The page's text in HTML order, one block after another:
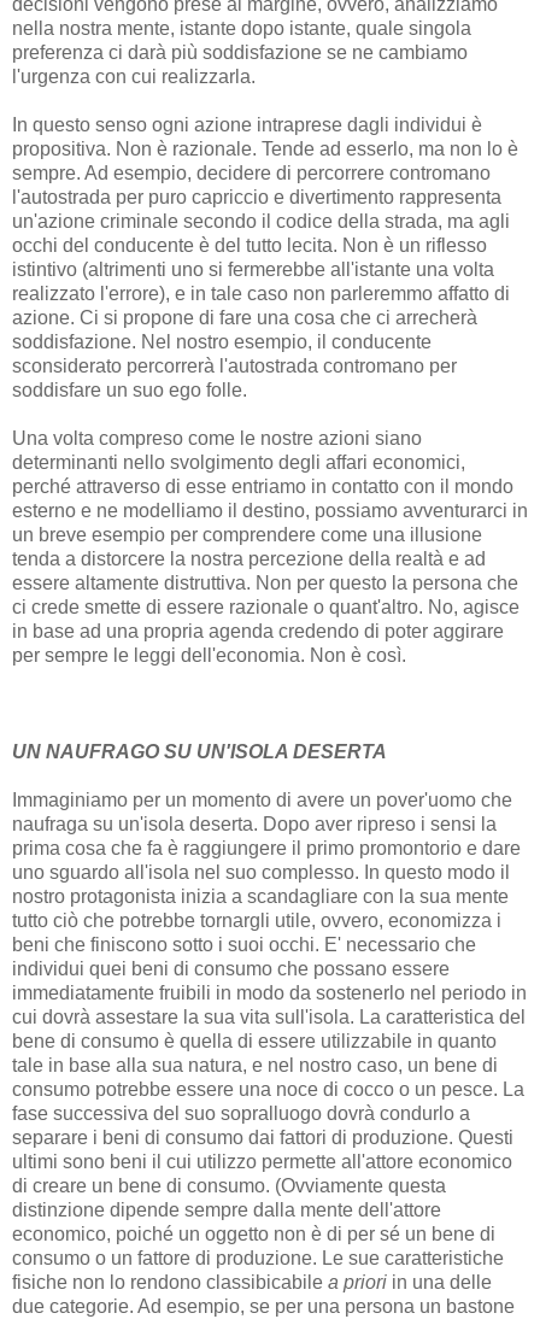
decisioni vengono prese al margine, ovvero, analizziamo
nella nostra mente, istante dopo istante, quale singola
preferenza ci darà più soddisfazione se ne cambiamo
l'urgenza con cui realizzarla.
In questo senso ogni azione intraprese dagli individui è
propositiva. Non è razionale. Tende ad esserlo, ma non lo è
sempre. Ad esempio, decidere di percorrere contromano
l'autostrada per puro capriccio e divertimento rappresenta
un'azione criminale secondo il codice della strada, ma agli
occhi del conducente è del tutto lecita. Non è un riflesso
istintivo (altrimenti uno si fermerebbe all'istante una volta
realizzato l'errore), e in tale caso non parleremmo affatto di
azione. Ci si propone di fare una cosa che ci arrecherà
soddisfazione. Nel nostro esempio, il conducente
sconsiderato percorrerà l'autostrada contromano per
soddisfare un suo ego folle.
Una volta compreso come le nostre azioni siano
determinanti nello svolgimento degli affari economici,
perché attraverso di esse entriamo in contatto con il mondo
esterno e ne modelliamo il destino, possiamo avventurarci in
un breve esempio per comprendere come una illusione
tenda a distorcere la nostra percezione della realtà e ad
essere altamente distruttiva. Non per questo la persona che
ci crede smette di essere razionale o quant'altro. No, agisce
in base ad una propria agenda credendo di poter aggirare
per sempre le leggi dell'economia. Non è così.
UN NAUFRAGO SU UN'ISOLA DESERTA
Immaginiamo per un momento di avere un pover'uomo che
naufraga su un'isola deserta. Dopo aver ripreso i sensi la
prima cosa che fa è raggiungere il primo promontorio e dare
uno sguardo all'isola nel suo complesso. In questo modo il
nostro protagonista inizia a scandagliare con la sua mente
tutto ciò che potrebbe tornargli utile, ovvero, economizza i
beni che finiscono sotto i suoi occhi. E' necessario che
individui quei beni di consumo che possano essere
immediatamente fruibili in modo da sostenerlo nel periodo in
cui dovrà assestare la sua vita sull'isola. La caratteristica del
bene di consumo è quella di essere utilizzabile in quanto
tale in base alla sua natura, e nel nostro caso, un bene di
consumo potrebbe essere una noce di cocco o un pesce. La
fase successiva del suo sopralluogo dovrà condurlo a
separare i beni di consumo dai fattori di produzione. Questi
ultimi sono beni il cui utilizzo permette all'attore economico
di creare un bene di consumo. (Ovviamente questa
distinzione dipende sempre dalla mente dell'attore
economico, poiché un oggetto non è di per sé un bene di
consumo o un fattore di produzione. Le sue caratteristiche
fisiche non lo rendono classibicabile a priori in una delle
due categorie. Ad esempio, se per una persona un bastone